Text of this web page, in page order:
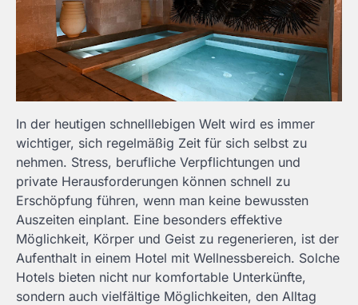
In der heutigen schnelllebigen Welt wird es immer
wichtiger, sich regelmäßig Zeit für sich selbst zu
nehmen. Stress, berufliche Verpflichtungen und
private Herausforderungen können schnell zu
Erschöpfung führen, wenn man keine bewussten
Auszeiten einplant. Eine besonders effektive
Möglichkeit, Körper und Geist zu regenerieren, ist der
Aufenthalt in einem Hotel mit Wellnessbereich. Solche
Hotels bieten nicht nur komfortable Unterkünfte,
sondern auch vielfältige Möglichkeiten, den Alltag